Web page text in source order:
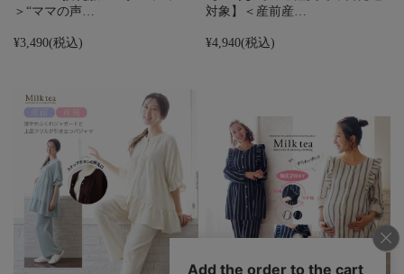
＞“ママの声…
¥3,490(税込)
対象】＜産前産…
¥4,940(税込)